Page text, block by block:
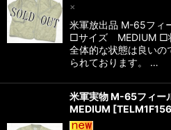
×
米軍放出品 M-65フィ
□サイズ MEDIUM □
全体的な状態は良いの
られております。 …
米軍実物 M-65フィー
MEDIUM [TELM1F156